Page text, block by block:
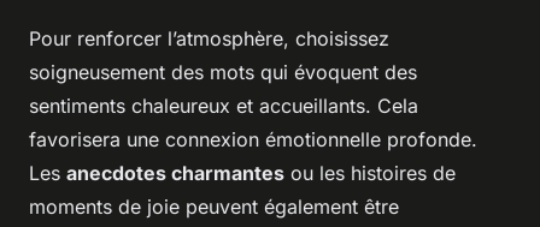
Pour renforcer l’atmosphère, choisissez
soigneusement des mots qui évoquent des
sentiments chaleureux et accueillants. Cela
favorisera une connexion émotionnelle profonde.
Les anecdotes charmantes ou les histoires de
moments de joie peuvent également être